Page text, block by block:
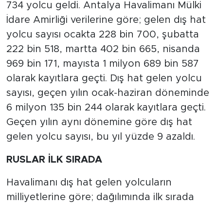
734 yolcu geldi. Antalya Havalimanı Mülki
İdare Amirliği verilerine göre; gelen dış hat
yolcu sayısı ocakta 228 bin 700, şubatta
222 bin 518, martta 402 bin 665, nisanda
969 bin 171, mayısta 1 milyon 689 bin 587
olarak kayıtlara geçti. Dış hat gelen yolcu
sayısı, geçen yılın ocak-haziran döneminde
6 milyon 135 bin 244 olarak kayıtlara geçti.
Geçen yılın aynı dönemine göre dış hat
gelen yolcu sayısı, bu yıl yüzde 9 azaldı.
RUSLAR İLK SIRADA
Havalimanı dış hat gelen yolcuların
milliyetlerine göre; dağılımında ilk sırada